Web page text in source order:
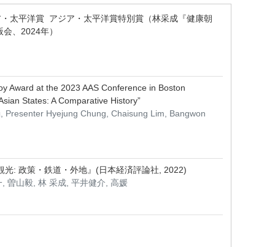
太平洋賞 アジア・太平洋賞特別賞（林采成『健康朝
、2024年）
Award at the 2023 AAS Conference in Boston
States: A Comparative History”
Hyejung Chung, Chaisung Lim, Bangwon
: 政策・鉄道・外地』(日本経済評論社, 2022)
曽山毅, 林 采成, 平井健介, 高媛